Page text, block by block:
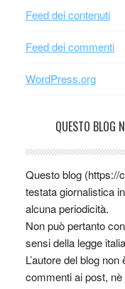
Feed dei contenuti
Feed dei commenti
WordPress.org
QUESTO BLOG
Questo blog (https://
testata giornalistica
alcuna periodicità.
Non può pertanto
sensi della legge
L’autore del blog
commenti ai post,